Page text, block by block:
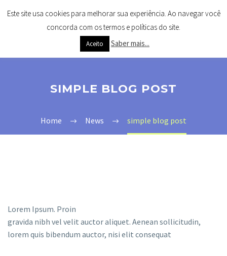
SIMPLE BLOG POST
Home News simple blog post
Lorem Ipsum. Proin
gravida nibh vel velit auctor aliquet. Aenean sollicitudin,
lorem quis bibendum auctor, nisi elit consequat
Este site usa cookies para melhorar sua experiência. Ao navegar você
concorda com os termos e políticas do site.
Aceito Saber mais...